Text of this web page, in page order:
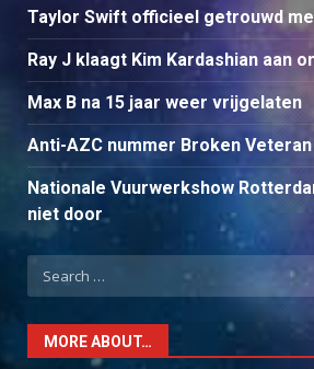
Taylor Swift officieel getrouwd
Ray J klaagt Kim Kardashian aan
Max B na 15 jaar weer vrijgelaten
Anti-AZC nummer Broken
Nationale Vuurwerkshow
niet door
Search
for:
MORE ABOUT…